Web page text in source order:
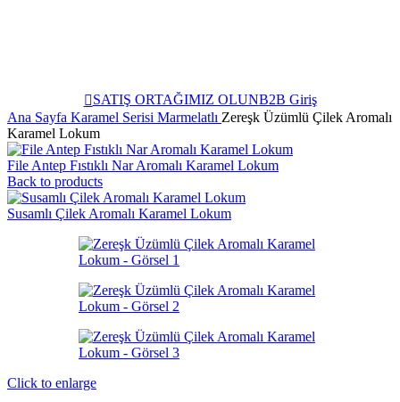
SATIŞ ORTAĞIMIZ OLUNB2B Giriş
Ana Sayfa Karamel Serisi Marmelatlı Zereşk Üzümlü Çilek Aromalı
Karamel Lokum
File Antep Fıstıklı Nar Aromalı Karamel Lokum
Back to products
Susamlı Çilek Aromalı Karamel Lokum
Click to enlarge